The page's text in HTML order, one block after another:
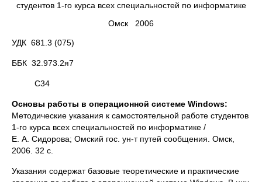
студентов 1-го курса всех специальностей по информатике
Омск 2006
УДК 681.3 (075)
ББК 32.973.2я7
С34
Основы работы в операционной системе Windows:
Методические указания к самостоятельной работе студентов
1-го курса всех специальностей по информатике /
Е. А. Сидорова; Омский гос. ун-т путей сообщения. Омск,
2006. 32 с.
Указания содержат базовые теоретические и практические